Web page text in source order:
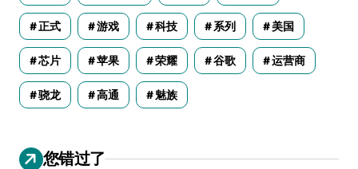
正式 游戏 科技 系列 美国
芯片 苹果 荣耀 谷歌 运营商
骁龙 高通 魅族
您错过了